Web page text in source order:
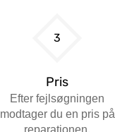
3
Pris
Efter fejlsøgningen
modtager du en pris på
reparationen.